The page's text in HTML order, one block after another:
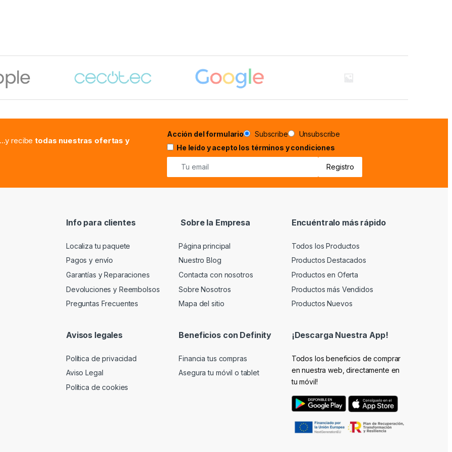
...y recibetodas nuestras ofertas y
Acción del formulario Subscribe
Unsubscribe
He leído y acepto los términos y condiciones
Info para clientes
Localiza tu paquete
Pagos y envío
Garantías y Reparaciones
Devoluciones y Reembolsos
Preguntas Frecuentes
Sobre la Empresa
Página principal
Nuestro Blog
Contacta con nosotros
Sobre Nosotros
Mapa del sitio
Encuéntralo más rápido
Todos los Productos
Productos Destacados
Productos en Oferta
Productos más Vendidos
Productos Nuevos
Avisos legales
Política de privacidad
Aviso Legal
Política de cookies
Beneficios con Definity
Financia tus compras
Asegura tu móvil o tablet
¡Descarga Nuestra App!
Todos los beneficios de comprar
en nuestra web, directamente en
tu móvil!